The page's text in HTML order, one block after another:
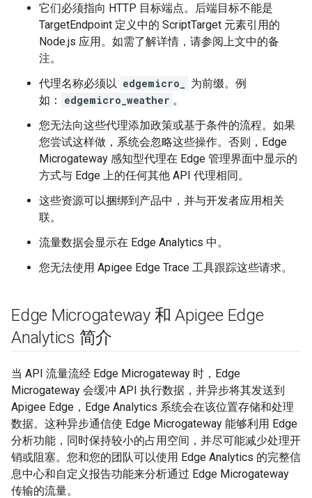
它们必须指向 HTTP 目标端点。后端目标不能是
TargetEndpoint 定义中的 ScriptTarget 元素引用的
Node.js 应用。如需了解详情，请参阅上文中的备
注。
代理名称必须以 edgemicro_
为前缀。例
如：
edgemicro_weather 。
您无法向这些代理添加政策或基于条件的流程。如果
您尝试这样做，系统会忽略这些操作。否则，Edge
Microgateway 感知型代理在 Edge 管理界面中显示的
方式与 Edge 上的任何其他 API 代理相同。
这些资源可以捆绑到产品中，并与开发者应用相关
联。
流量数据会显示在 Edge Analytics 中。
您无法使用 Apigee Edge Trace 工具跟踪这些请求。
Edge Microgateway 和 Apigee Edge
Analytics 简介
当 API 流量流经 Edge Microgateway 时，Edge
Microgateway 会缓冲 API 执行数据，并异步将其发送到
Apigee Edge，Edge Analytics 系统会在该位置存储和处理
数据。这种异步通信使 Edge Microgateway 能够利用 Edge
分析功能，同时保持较小的占用空间，并尽可能减少处理开
销或阻塞。您和您的团队可以使用 Edge Analytics 的完整信
息中心和自定义报告功能来分析通过 Edge Microgateway
传输的流量。